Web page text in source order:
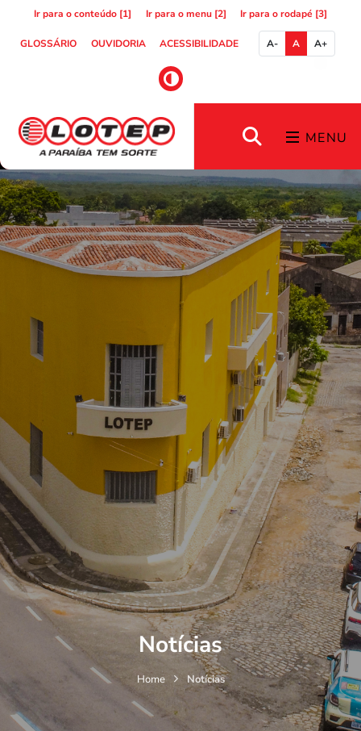
Ir para o conteúdo [1] Ir para o menu [2] Ir para o rodapé [3]
GLOSSÁRIO OUVIDORIA ACESSIBILIDADE A- A A+
MENU
Notícias
Home Notícias